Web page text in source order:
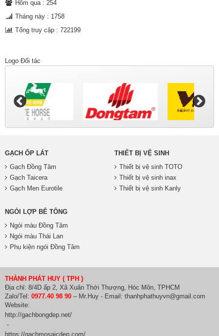
Hôm qua : 254
Tháng này : 1758
Tổng truy cập : 722199
Logo Đối tác
GẠCH ỐP LÁT
Gạch Đồng Tâm
Gạch Taicera
Gạch Men Eurotile
THIẾT BỊ VỆ SINH
Thiết bị vệ sinh TOTO
Thiết bị vệ sinh inax
Thiết bị vệ sinh Kanly
NGÓI LỢP BÊ TÔNG
Ngói màu Đồng Tâm
Ngói màu Thái Lan
Phụ kiện ngói Đồng Tâm
THÀNH PHÁT HUY ( TPH )
Địa chỉ: 8/4D ấp 2, Xã Xuân Thới Thượng, Hóc Môn, TPHCM
Zalo/Tel: 0977.40 98 90 – Mr.Huy - Email: thanhphathuyvn@gmail.com
Website:
http://gachbongdep.net/
-
https://gachmosaicdep.com/